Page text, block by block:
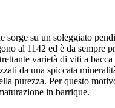
su un soleggiato
al 1142 ed è da sempre
varietà di viti a
da una spiccata
purezza. Per questo
in barrique.